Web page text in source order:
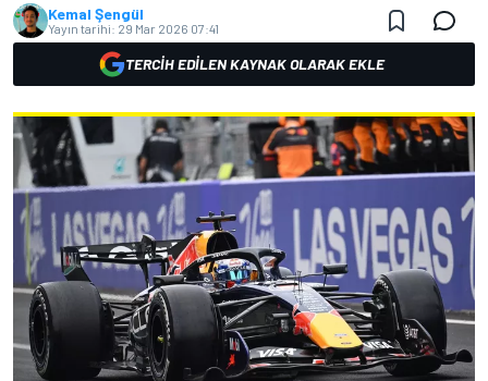
Kemal Şengül
Yayın tarihi: 29 Mar 2026 07:41
TERCIH EDILEN KAYNAK OLARAK EKLE